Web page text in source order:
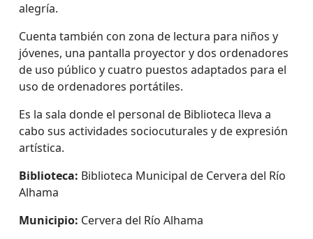
alegría.
Cuenta también con zona de lectura para niños y
jóvenes, una pantalla proyector y dos ordenadores
de uso público y cuatro puestos adaptados para el
uso de ordenadores portátiles.
Es la sala donde el personal de Biblioteca lleva a
cabo sus actividades sociocuturales y de expresión
artística.
Biblioteca: Biblioteca Municipal de Cervera del Río
Alhama
Municipio: Cervera del Río Alhama